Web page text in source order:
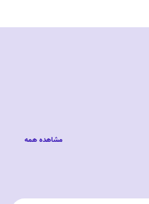
مشاهده همه